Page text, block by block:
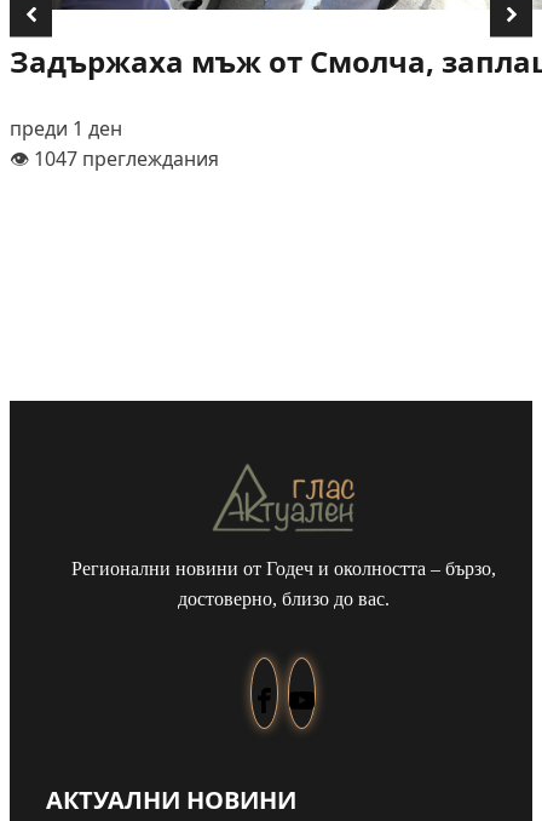
Задържаха мъж от Смолча,
преди 1 ден
👁️ 1047 преглеждания
Регионални новини от Годеч и околността – бързо,
достоверно, близо до вас.
АКТУАЛНИ НОВИНИ